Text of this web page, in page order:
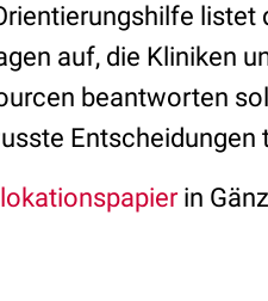
auf, die Kliniken
beantworten
Entscheidungen
in